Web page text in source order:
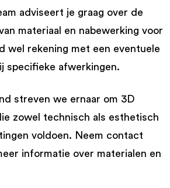
adviseert je graag over de
materiaal en nabewerking voor
wel rekening met een eventuele
specifieke afwerkingen.
streven we ernaar om 3D
zowel technisch als esthetisch
voldoen. Neem contact
informatie over materialen en